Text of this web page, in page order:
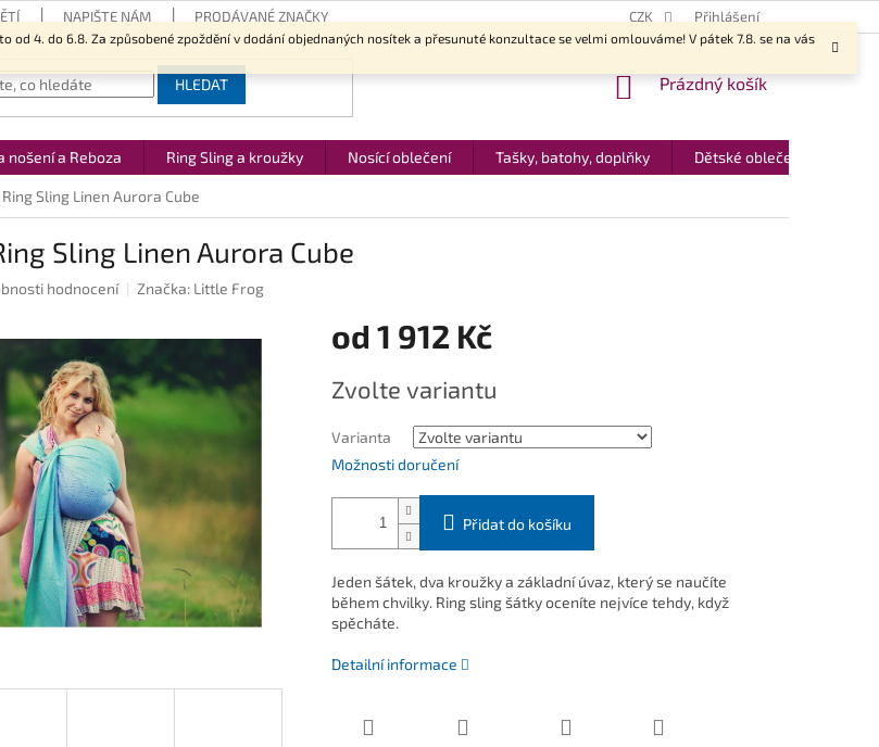
4. do 6.8. Za způsobené zpoždění v dodání objednaných nosítek a přesunuté konzultace se velmi omlouváme! V pátek 7.8. se na vás
NAPIŠTE NÁM PRODÁVANÉ ZNAČKY CZK Přihlášení
HLEDAT
NÁKUPNÍ
Prázdný košík
nošení a Reboza Ring Sling a kroužky Nosící oblečení Tašky, batohy, doplňky Dětské oblečení
Sling Linen Aurora Cube
Sling Linen Aurora Cube
hodnocení Značka: Little Frog
od 1 912 Kč
cena:
Zvolte variantu
Varianta
Možnosti doručení
Přidat do košíku
Jeden šátek, dva kroužky a základní úvaz, který se naučíte
během chvilky. Ring sling šátky oceníte nejvíce tehdy, když
spěcháte.
Detailní informace